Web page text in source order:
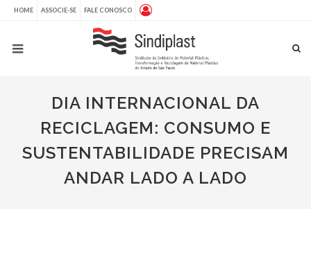
HOME ASSOCIE-SE FALE CONOSCO
DIA INTERNACIONAL DA
RECICLAGEM: CONSUMO E
SUSTENTABILIDADE PRECISAM
ANDAR LADO A LADO